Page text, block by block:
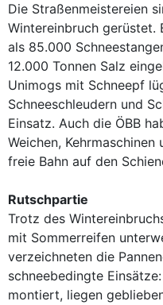
Die Straßenmeistereien
Wintereinbruch gerüstet.
als 85.000
12.000 Tonnen Salz
Unimogs mit Schneepf
Schneeschleudern und
Einsatz. Auch die ÖBB
Weichen,
freie Bahn auf den
Rutschpartie
Trotz des
mit Sommerreifen
verzeichneten die
schneebedingte
montiert, liegen